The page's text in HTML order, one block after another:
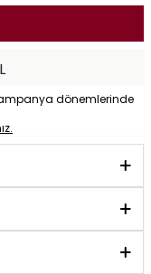
dönemlerinde